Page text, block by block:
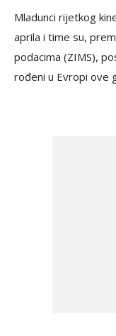
Mladunci rijetkog
aprila i time su,
podacima (ZIMS),
rođeni u Evropi ove